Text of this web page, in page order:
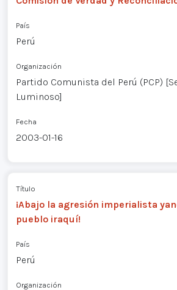
País
Perú
Organización
Partido Comunista del Perú (PCP)
Luminoso]
Fecha
2003-01-16
Título
¡Abajo la agresión imperialista
pueblo iraquí!
País
Perú
Organización